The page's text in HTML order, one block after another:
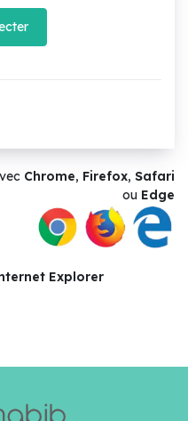
Chrome, Firefox, Safari
ou Edge
Explorer